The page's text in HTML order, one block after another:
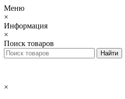
Меню
×
Информация
×
Поиск товаров
×